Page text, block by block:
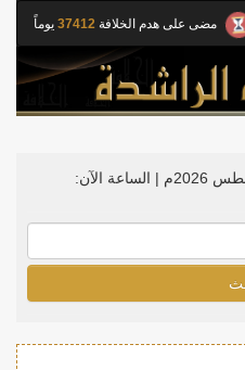
مضى على هدم الخلافة 37412 يوماً
الساعة الآن: